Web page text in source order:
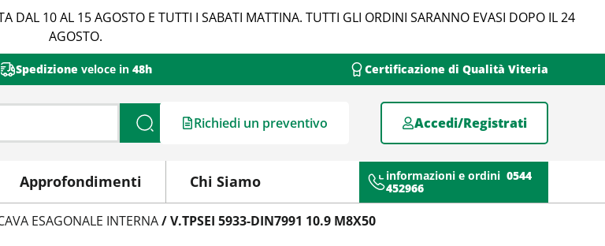
DAL 10 AL 15 AGOSTO E TUTTI I SABATI MATTINA. TUTTI GLI ORDINI SARANNO EVASI DOPO IL 24
AGOSTO.
Spedizione veloce in 48h Certificazione di Qualità Viteria
Cerca Richiedi un preventivo Accedi/Registrati
Approfondimenti Chi Siamo informazioni e ordini 0544
452966
ESAGONALE INTERNA/ V.TPSEI 5933-DIN7991 10.9 M8X50